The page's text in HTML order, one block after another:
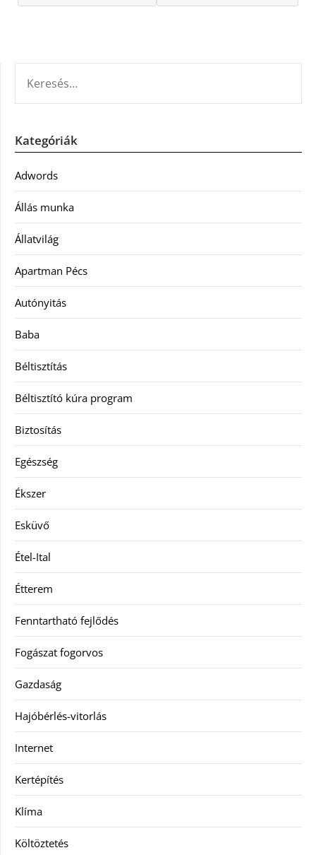
Kategóriák
Adwords
Állás munka
Állatvilág
Apartman Pécs
Autónyitás
Baba
Béltisztítás
Béltisztító kúra program
Biztosítás
Egészség
Ékszer
Esküvő
Étel-Ital
Étterem
Fenntartható fejlődés
Fogászat fogorvos
Gazdaság
Hajóbérlés-vitorlás
Internet
Kertépítés
Klíma
Költöztetés